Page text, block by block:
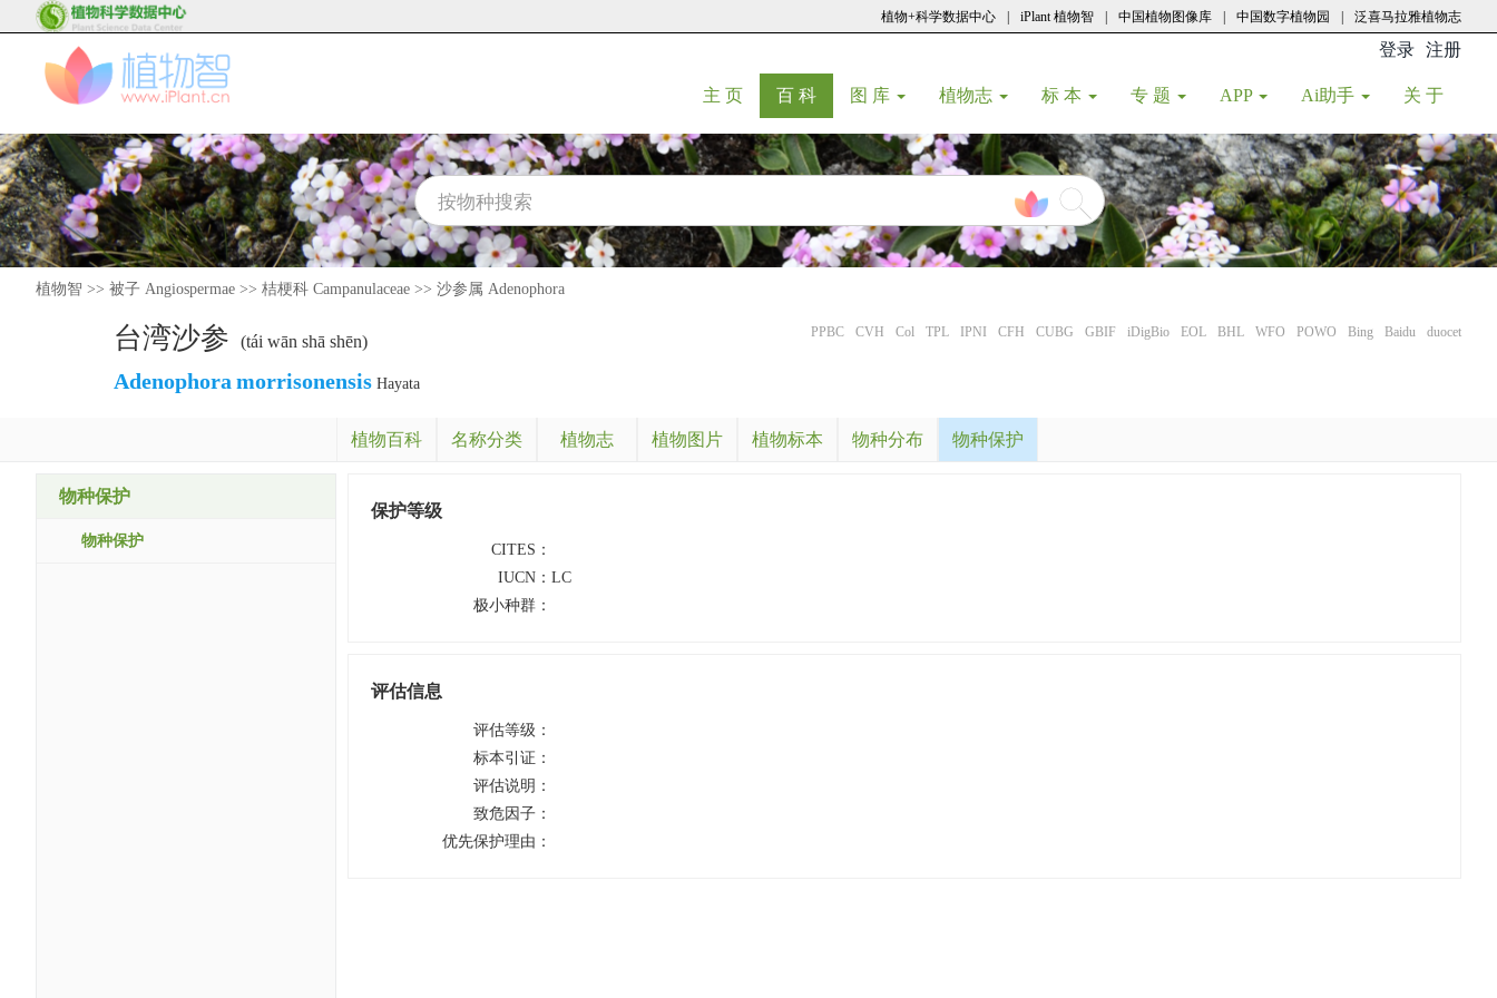
植物+科学数据中心 iPlant 植物智 中国植物图像库 中国数字植物园 泛喜马拉雅植物志
登录 注册
主 页(current)
百 科(current)
图 库 植物志 标 本 专 题 APP Ai助手 关 于
植物智 >> 被子 Angiospermae >> 桔梗科 Campanulaceae >> 沙参属 Adenophora
台湾沙参 (tái wān shā shēn) PPBC CVH Col TPL IPNI CFH CUBG GBIF iDigBio EOL BHL WFO POWO Bing Baidu duocet
Adenophora morrisonensis Hayata
植物百科 名称分类 植物志 植物图片 植物标本 物种分布 物种保护
物种保护
物种保护
保护等级
CITES：
IUCN： LC
极小种群：
评估信息
评估等级：
标本引证：
评估说明：
致危因子：
优先保护理由：